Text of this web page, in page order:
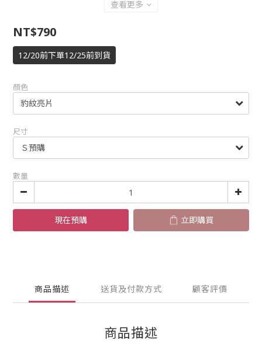
查看更多
NT$790
12/20前下單12/25前到貨
顏色
尺寸
數量
現在預購 立即購買
商品描述 送貨及付款方式 顧客評價
商品描述